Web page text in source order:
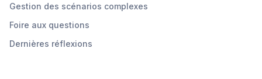
Gestion des scénarios complexes
Foire aux questions
Dernières réflexions